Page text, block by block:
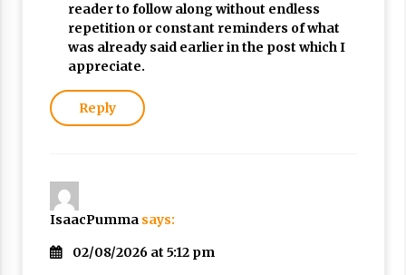
reader to follow along without endless
repetition or constant reminders of what
was already said earlier in the post which I
appreciate.
Reply
IsaacPumma says:
02/08/2026 at 5:12 pm